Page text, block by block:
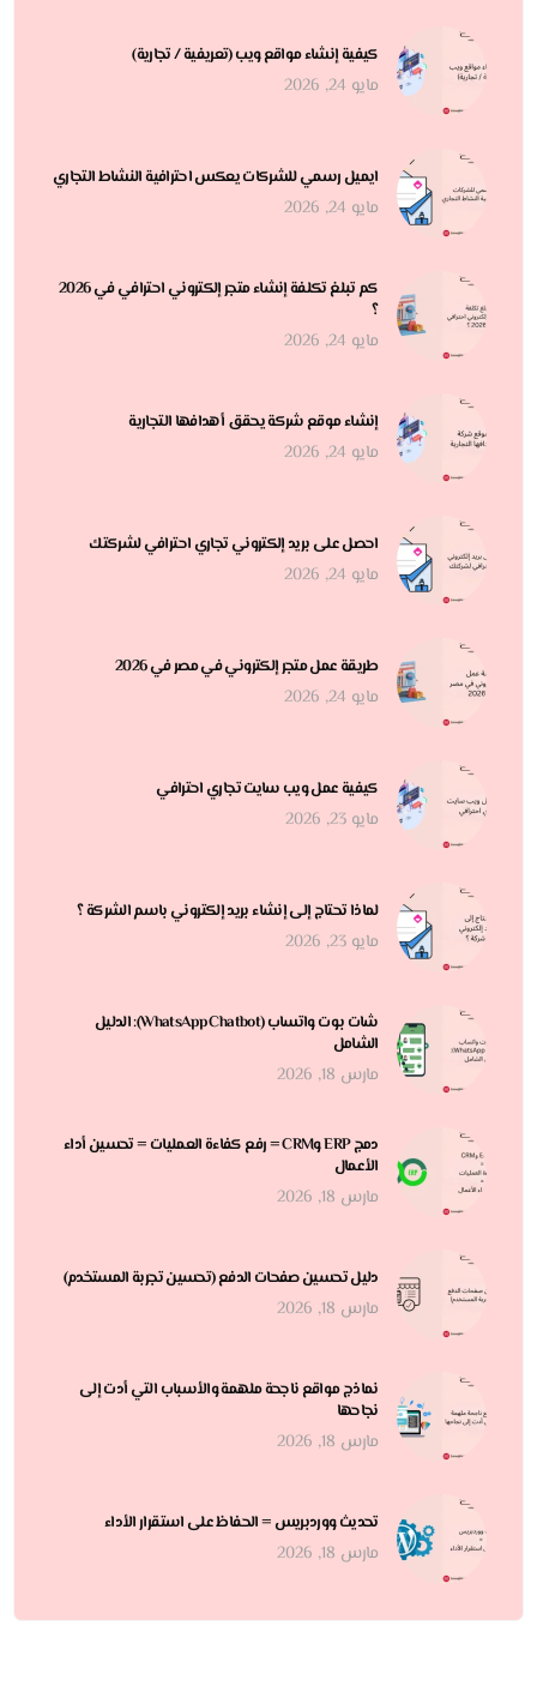
كيفية إنشاء مواقع ويب (تعريفية / تجارية)
مايو 24, 2026
ايميل رسمي للشركات يعكس احترافية النشاط التجاري
مايو 24, 2026
كم تبلغ تكلفة إنشاء متجر إلكتروني احترافي في 2026
؟
مايو 24, 2026
إنشاء موقع شركة يحقق أهدافها التجارية
مايو 24, 2026
احصل على بريد إلكتروني تجاري احترافي لشركتك
مايو 24, 2026
طريقة عمل متجر إلكتروني في مصر في 2026
مايو 24, 2026
كيفية عمل ويب سايت تجاري احترافي
مايو 23, 2026
لماذا تحتاج إلى إنشاء بريد إلكتروني باسم الشركة ؟
مايو 23, 2026
شات بوت واتساب (WhatsApp Chatbot): الدليل
الشامل
مارس 18, 2026
دمج ERP وCRM = رفع كفاءة العمليات = تحسين أداء
الأعمال
مارس 18, 2026
دليل تحسين صفحات الدفع (تحسين تجربة المستخدم)
مارس 18, 2026
نماذج مواقع ناجحة ملهمة والأسباب التي أدت إلى
نجاحها
مارس 18, 2026
تحديث ووردبريس = الحفاظ على استقرار الأداء
مارس 18, 2026